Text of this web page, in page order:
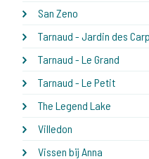
San Zeno
Tarnaud - Jardin des
Tarnaud - Le Grand
Tarnaud - Le Petit
The Legend Lake
Villedon
Vissen bij Anna